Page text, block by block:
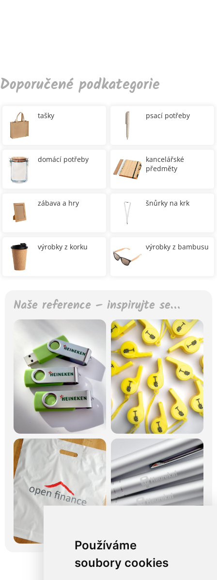
Používáme
soubory cookies
Doporučené podkategorie
tašky psací potřeby
domácí potřeby
kancelářské
předměty
zábava a hry šnůrky na krk
výrobky z korku výrobky z bambusu
Naše reference – inspirujte se…